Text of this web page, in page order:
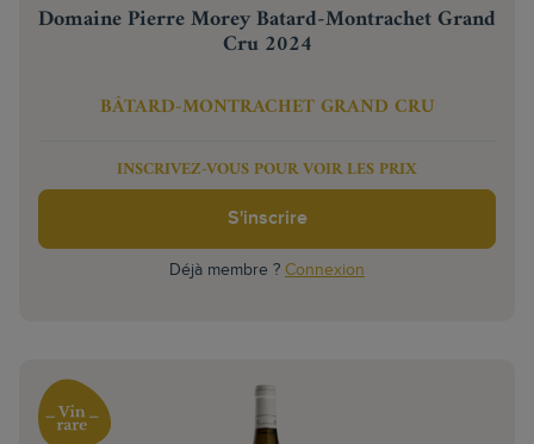
Domaine Pierre Morey Batard-Montrachet Grand
Cru 2024
BÂTARD-MONTRACHET GRAND CRU
INSCRIVEZ-VOUS POUR VOIR LES PRIX
S'inscrire
Déjà membre ? Connexion